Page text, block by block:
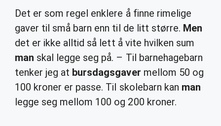
Det er som regel enklere å finne rimelige
gaver til små barn enn til de litt større. Men
det er ikke alltid så lett å vite hvilken sum
man skal legge seg på. – Til barnehagebarn
tenker jeg at bursdagsgaver mellom 50 og
100 kroner er passe. Til skolebarn kan man
legge seg mellom 100 og 200 kroner.